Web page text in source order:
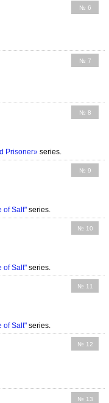
№ 6
№ 7
№ 8
Prisoner» series.
№ 9
of Salt" series.
№ 10
of Salt" series.
№ 11
of Salt" series.
№ 12
№ 13